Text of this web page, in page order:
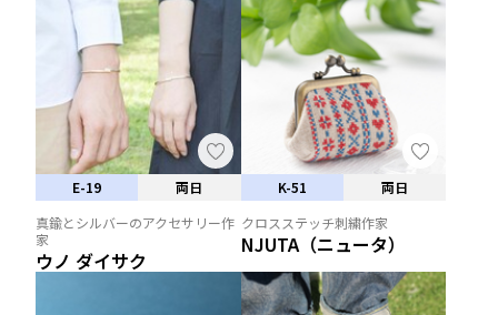
E-19
両日
真鍮とシルバーのアクセサリー作
家
ウノ ダイサク
K-51
両日
クロスステッチ刺繍作家
NJUTA（ニュータ）